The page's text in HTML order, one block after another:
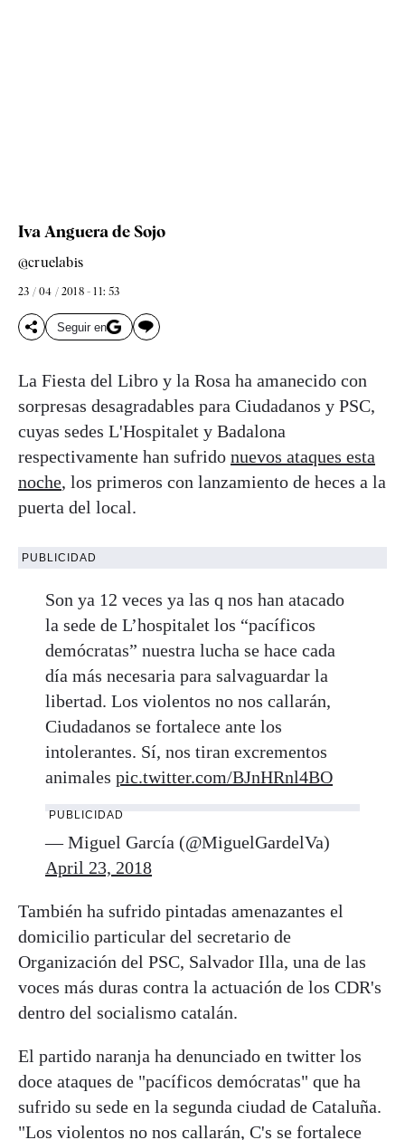
Iva Anguera de Sojo
@cruelabis
23 / 04 / 2018 - 11: 53
Seguir en
La Fiesta del Libro y la Rosa ha amanecido con
sorpresas desagradables para Ciudadanos y PSC,
cuyas sedes L'Hospitalet y Badalona
respectivamente han sufrido nuevos ataques esta
noche, los primeros con lanzamiento de heces a la
puerta del local.
PUBLICIDAD
Son ya 12 veces ya las q nos han atacado
la sede de L’hospitalet los “pacíficos
demócratas” nuestra lucha se hace cada
día más necesaria para salvaguardar la
libertad. Los violentos no nos callarán,
Ciudadanos se fortalece ante los
intolerantes. Sí, nos tiran excrementos
animales pic.twitter.com/BJnHRnl4BO
PUBLICIDAD
— Miguel García (@MiguelGardelVa)
April 23, 2018
También ha sufrido pintadas amenazantes el
domicilio particular del secretario de
Organización del PSC, Salvador Illa, una de las
voces más duras contra la actuación de los CDR's
dentro del socialismo catalán.
El partido naranja ha denunciado en twitter los
doce ataques de "pacíficos demócratas" que ha
sufrido su sede en la segunda ciudad de Cataluña.
"Los violentos no nos callarán, C's se fortalece